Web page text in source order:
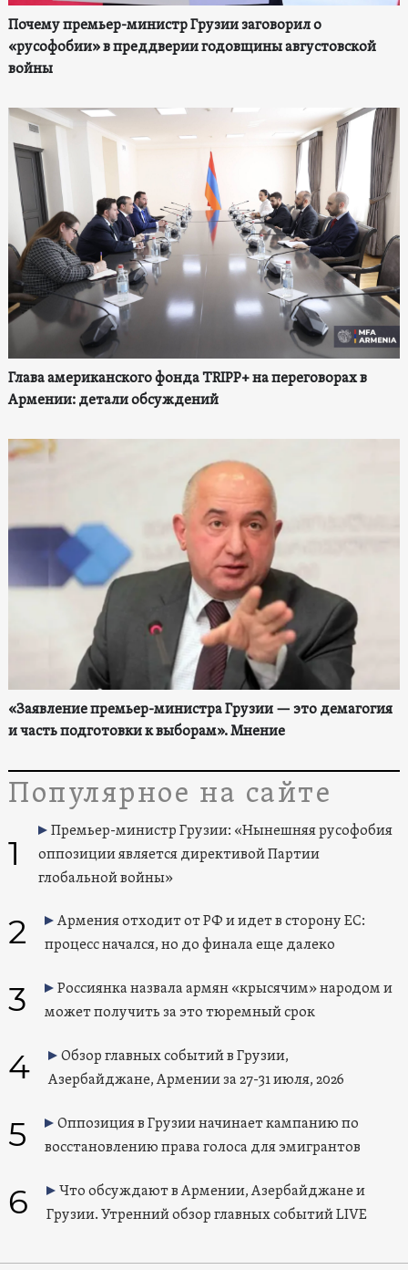
Почему премьер-министр Грузии заговорил о
«русофобии» в преддверии годовщины августовской
войны
Глава американского фонда TRIPP+ на переговорах в
Армении: детали обсуждений
«Заявление премьер-министра Грузии — это демагогия
и часть подготовки к выборам». Мнение
Популярное на сайте
1
Премьер-министр Грузии: «Нынешняя русофобия
оппозиции является директивой Партии
глобальной войны»
2
Армения отходит от РФ и идет в сторону ЕС:
процесс начался, но до финала еще далеко
3
Россиянка назвала армян «крысячим» народом и
может получить за это тюремный срок
4
Обзор главных событий в Грузии,
Азербайджане, Армении за 27-31 июля, 2026
5
Оппозиция в Грузии начинает кампанию по
восстановлению права голоса для эмигрантов
6
Что обсуждают в Армении, Азербайджане и
Грузии. Утренний обзор главных событий LIVE